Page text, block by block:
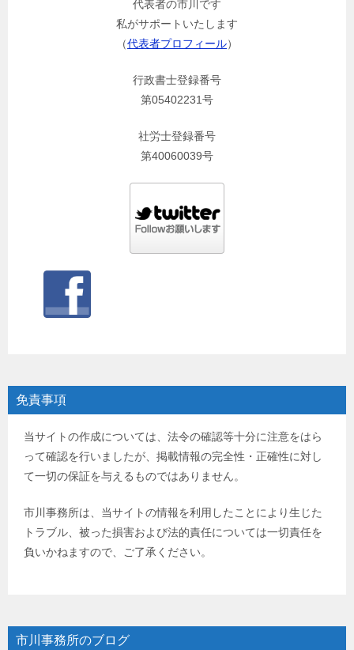
代表者の市川です
私がサポートいたします
（代表者プロフィール）
行政書士登録番号
第05402231号
社労士登録番号
第40060039号
免責事項
当サイトの作成については、法令の確認等十分に注意をはら
って確認を行いましたが、掲載情報の完全性・正確性に対し
て一切の保証を与えるものではありません。
市川事務所は、当サイトの情報を利用したことにより生じた
トラブル、被った損害および法的責任については一切責任を
負いかねますので、ご了承ください。
市川事務所のブログ